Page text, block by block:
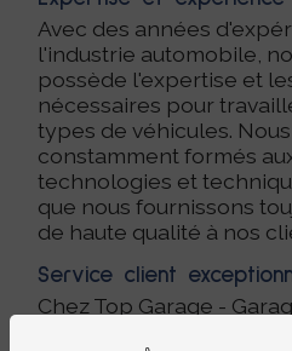
Avec des années
l'industrie automobile,
possède l'expertise et
nécessaires pour
types de véhicules.
constamment formés
technologies et
que nous fournissons
de haute qualité à nos
Service client
Chez Top Garage -
nous plaçons toujours